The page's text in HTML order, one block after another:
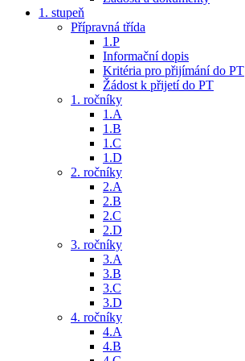
1. stupeň
Přípravná třída
1.P
Informační dopis
Kritéria pro přijímání do PT
Žádost k přijetí do PT
1. ročníky
1.A
1.B
1.C
1.D
2. ročníky
2.A
2.B
2.C
2.D
3. ročníky
3.A
3.B
3.C
3.D
4. ročníky
4.A
4.B